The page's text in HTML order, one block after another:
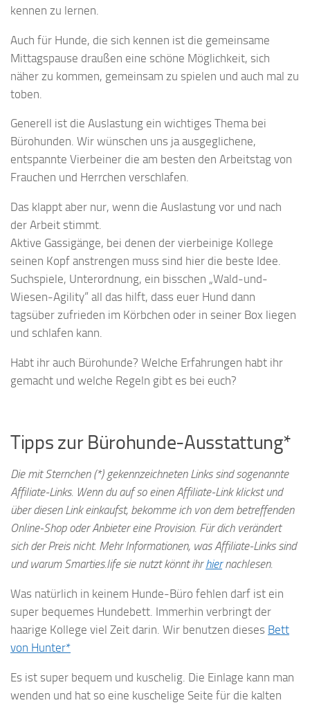
kennen zu lernen.
Auch für Hunde, die sich kennen ist die gemeinsame
Mittagspause draußen eine schöne Möglichkeit, sich
näher zu kommen, gemeinsam zu spielen und auch mal zu
toben.
Generell ist die Auslastung ein wichtiges Thema bei
Bürohunden. Wir wünschen uns ja ausgeglichene,
entspannte Vierbeiner die am besten den Arbeitstag von
Frauchen und Herrchen verschlafen.
Das klappt aber nur, wenn die Auslastung vor und nach
der Arbeit stimmt.
Aktive Gassigänge, bei denen der vierbeinige Kollege
seinen Kopf anstrengen muss sind hier die beste Idee.
Suchspiele, Unterordnung, ein bisschen „Wald-und-
Wiesen-Agility“ all das hilft, dass euer Hund dann
tagsüber zufrieden im Körbchen oder in seiner Box liegen
und schlafen kann.
Habt ihr auch Bürohunde? Welche Erfahrungen habt ihr
gemacht und welche Regeln gibt es bei euch?
Tipps zur Bürohunde-Ausstattung*
Die mit Sternchen (*) gekennzeichneten Links sind sogenannte
Affiliate-Links. Wenn du auf so einen Affiliate-Link klickst und
über diesen Link einkaufst, bekomme ich von dem betreffenden
Online-Shop oder Anbieter eine Provision. Für dich verändert
sich der Preis nicht. Mehr Informationen, was Affiliate-Links sind
und warum Smarties.life sie nutzt könnt ihrhiernachlesen.
Was natürlich in keinem Hunde-Büro fehlen darf ist ein
super bequemes Hundebett. Immerhin verbringt der
haarige Kollege viel Zeit darin. Wir benutzen dieses Bett
von Hunter*
Es ist super bequem und kuschelig. Die Einlage kann man
wenden und hat so eine kuschelige Seite für die kalten